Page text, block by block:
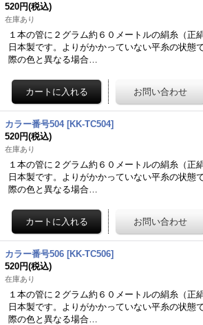
520円(税込)
在庫あり
１本の管に２グラム約６０メートルの絹糸（正
日本製です。よりがかかっていない平糸の状
際の色と異なる場合…
カラー番号504 [KK-TC504]
520円(税込)
在庫あり
１本の管に２グラム約６０メートルの絹糸（正
日本製です。よりがかかっていない平糸の状
際の色と異なる場合…
カラー番号506 [KK-TC506]
520円(税込)
在庫あり
１本の管に２グラム約６０メートルの絹糸（正
日本製です。よりがかかっていない平糸の状
際の色と異なる場合…